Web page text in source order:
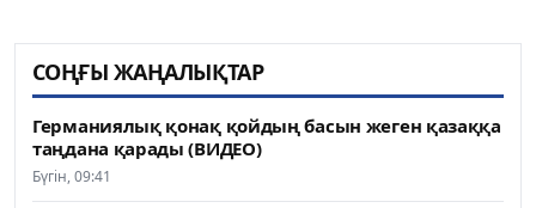
СОҢҒЫ ЖАҢАЛЫҚТАР
Германиялық қонақ қойдың басын жеген қазаққа
таңдана қарады (ВИДЕО)
Бүгін, 09:41